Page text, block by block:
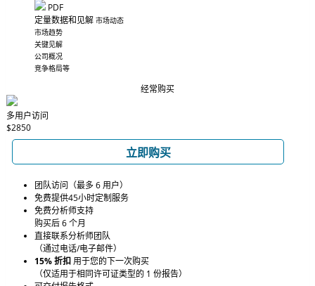
PDF
定量数据和见解 市场动态
市场趋势
关键见解
公司概况
竞争格局等
经常购买
多用户访问
$2850
立即购买
团队访问（最多 6 用户）
免费提供45小时定制服务
免费分析师支持
购买后 6 个月
直接联系分析师团队
（通过电话/电子邮件）
15% 折扣用于您的下一次购买
（仅适用于相同许可证类型的 1 份报告）